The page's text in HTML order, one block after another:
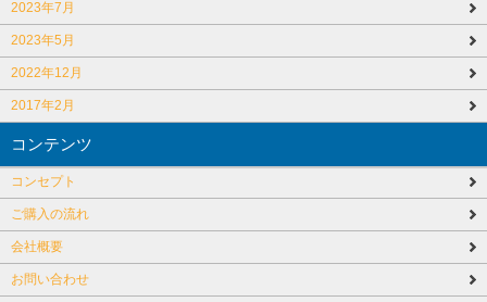
2023年7月
2023年5月
2022年12月
2017年2月
コンテンツ
コンセプト
ご購入の流れ
会社概要
お問い合わせ